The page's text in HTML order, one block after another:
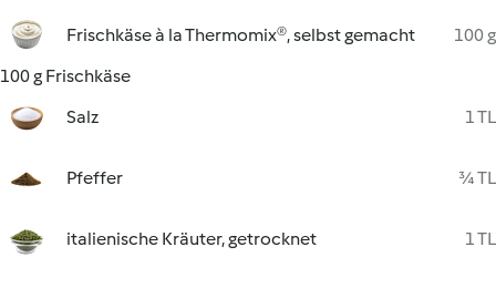
Frischkäse à la Thermomix®, selbst gemacht
100 g
100 g Frischkäse
Salz
1 TL
Pfeffer ¾ TL
italienische Kräuter, getrocknet 1 TL